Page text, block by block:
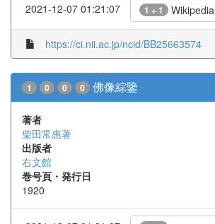
2021-12-07 01:21:07 1 + 1 Wikipedia
https://ci.nii.ac.jp/ncid/BB25663574
1 0 0 0 佛像綜鑒
著者
柴田常惠著
出版者
右文館
巻号頁・発行日
1920